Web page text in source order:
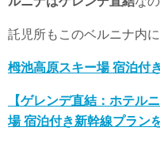
託児所もこのベルニナ内に
栂池高原スキー場 宿泊付
【ゲレンデ直結：ホテル
場 宿泊付き新幹線プラン